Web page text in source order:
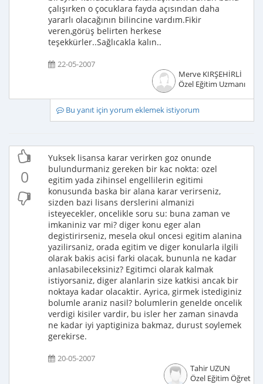
çalışırken o çocuklara fayda açısından daha
yararlı olacağının bilincine vardım.Fikir
veren,görüş belirten herkese
teşekkürler..Sağlıcakla kalın..
22-05-2007
Merve KIRŞEHİRLİ
Özel Eğitim Uzmanı
Bu yanıt için yorum eklemek istiyorum
0
Yuksek lisansa karar verirken goz onunde
bulundurmaniz gereken bir kac nokta: ozel
egitim yada zihinsel engellilerin egitimi
konusunda baska bir alana karar verirseniz,
sizden bazi lisans derslerini almanizi
isteyecekler, oncelikle soru su: buna zaman ve
imkaniniz var mi? diger konu eger alan
degistirirseniz, mesela okul oncesi egitim alanina
yazilirsaniz, orada egitim ve diger konularla ilgili
olarak bakis acisi farki olacak, bununla ne kadar
anlasabileceksiniz? Egitimci olarak kalmak
istiyorsaniz, diger alanlarin size katkisi ancak bir
noktaya kadar olacaktir. Ayrica, girmek istediginiz
bolumle araniz nasil? bolumlerin genelde oncelik
verdigi kisiler vardir, bu isler her zaman sinavda
ne kadar iyi yaptiginiza bakmaz, durust soylemek
gerekirse.
20-05-2007
Tahir UZUN
Özel Eğitim